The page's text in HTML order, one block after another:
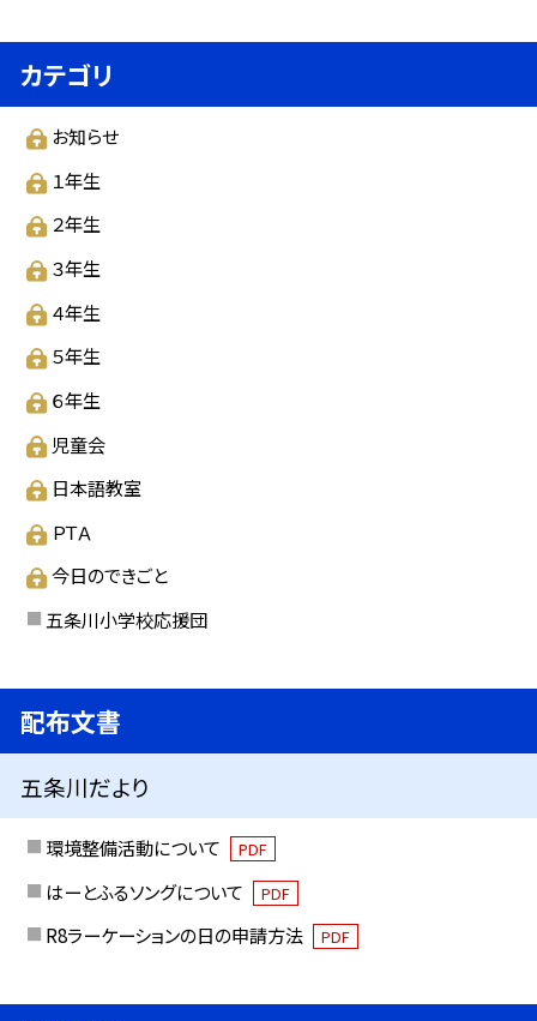
カテゴリ
お知らせ
１年生
２年生
３年生
４年生
５年生
６年生
児童会
日本語教室
ＰＴＡ
今日のできごと
五条川小学校応援団
配布文書
五条川だより
環境整備活動について PDF
はーとふるソングについて PDF
R8ラーケーションの日の申請方法 PDF